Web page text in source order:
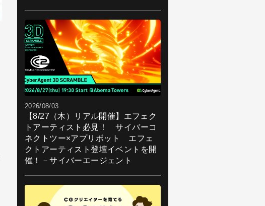
2026/08/03
【8/27（木）リアル開催】エフェク
トアーティスト必見！ サイバーコ
ネクトツー×アプリボット エフェ
クトアーティスト登壇イベントを開
催！－サイバーエージェント